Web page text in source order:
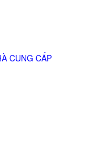
CUNG CẤP